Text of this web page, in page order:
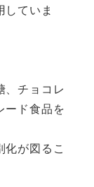
ていま
、チョコレ
ード食品を
化が図るこ